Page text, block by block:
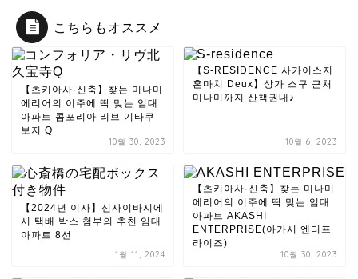
こちらもオススメ
【츠키아사·신축】찾는 미나미
에리어의 이주에 딱 맞는 임대
아파트 콤포리아 리브 기타쿠
보지 Q
10월 30, 2023
【S-RESIDENCE 사카이스지
혼마치 Deux】상가 스구 근처
미나미까지 산책권내♪
10월 6, 2023
【2024년 이사】신사이바시에
서 택배 박스 첨부의 추천 임대
아파트 8선
1월 11, 2024
【츠키아사·신축】찾는 미나미
에리어의 이주에 딱 맞는 임대
아파트 AKASHI
ENTERPRISE(아카시 엔터프
라이즈)
10월 30, 2023